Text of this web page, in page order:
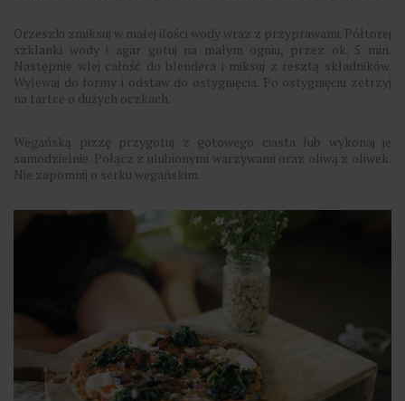
Orzeszki zmiksuj w małej ilości wody wraz z przyprawami. Półtorej
szklanki wody i agar gotuj na małym ogniu, przez ok. 5 min.
Następnie wlej całość do blendera i miksuj z resztą składników.
Wylewaj do formy i odstaw do ostygnięcia. Po ostygnięciu zetrzyj
na tartce o dużych oczkach.
Wegańską pizzę przygotuj z gotowego ciasta lub wykonaj je
samodzielnie. Połącz z ulubionymi warzywami oraz oliwą z oliwek.
Nie zapomnij o serku wegańskim.